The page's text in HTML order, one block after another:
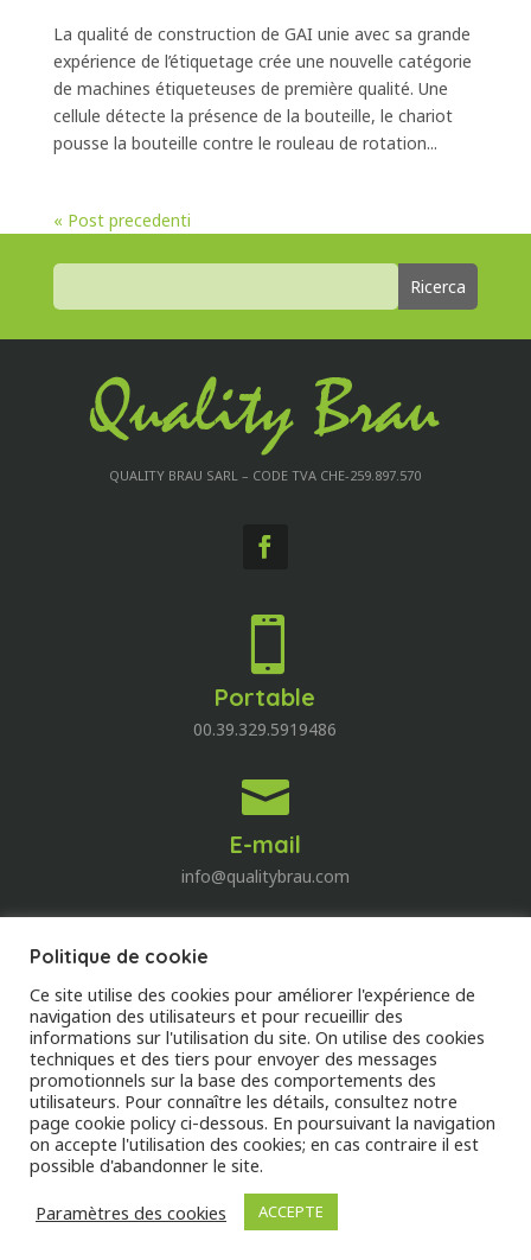
La qualité de construction de GAI unie avec sa grande
expérience de l’étiquetage crée une nouvelle catégorie
de machines étiqueteuses de première qualité. Une
cellule détecte la présence de la bouteille, le chariot
pousse la bouteille contre le rouleau de rotation...
« Post precedenti
QUALITY BRAU SARL – CODE TVA CHE-259.897.570

Portable
00.39.329.5919486

E-mail
info@qualitybrau.com
Quality Wine
Découvrez le monde du vin!
DECOUVREZ
Pricacy Policy –Cookie Policy
Web design:DIGIVAL
Politique de cookie
Ce site utilise des cookies pour améliorer l'expérience de
navigation des utilisateurs et pour recueillir des
informations sur l'utilisation du site. On utilise des cookies
techniques et des tiers pour envoyer des messages
promotionnels sur la base des comportements des
utilisateurs. Pour connaître les détails, consultez notre
page cookie policy ci-dessous. En poursuivant la navigation
on accepte l'utilisation des cookies; en cas contraire il est
possible d'abandonner le site.
Paramètres des cookies
ACCEPTE